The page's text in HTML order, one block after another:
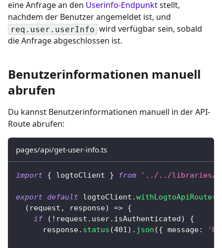
eine Anfrage an den Userinfo-Endpunktstellt,
nachdem der Benutzer angemeldet ist, und
req.user.userInfo wird verfügbar sein, sobald
die Anfrage abgeschlossen ist.
Benutzerinformationen manuell
abrufen
Du kannst Benutzerinformationen manuell in der API-
Route abrufen:
pages/api/get-user-info.ts
import { logtoClient } from '../../libraries/
export default logtoClient .withLogtoApiRoute(
( request , response) => {
if
( ! request . user. isAuthenticated)
{
      response
. status (401) . json ({ message: